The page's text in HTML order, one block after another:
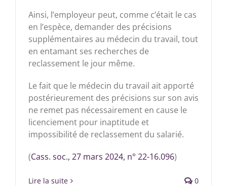
Ainsi, l’employeur peut, comme c’était le cas
en l’espèce, demander des précisions
supplémentaires au médecin du travail, tout
en entamant ses recherches de
reclassement le jour même.
Le fait que le médecin du travail ait apporté
postérieurement des précisions sur son avis
ne remet pas nécessairement en cause le
licenciement pour inaptitude et
impossibilité de reclassement du salarié.
(Cass. soc., 27 mars 2024, n° 22-16.096)
Lire la suite 0